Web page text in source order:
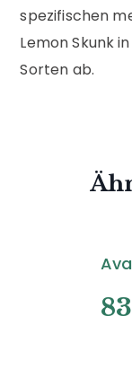
spezifischen
Lemon Skunk
Sorten ab.